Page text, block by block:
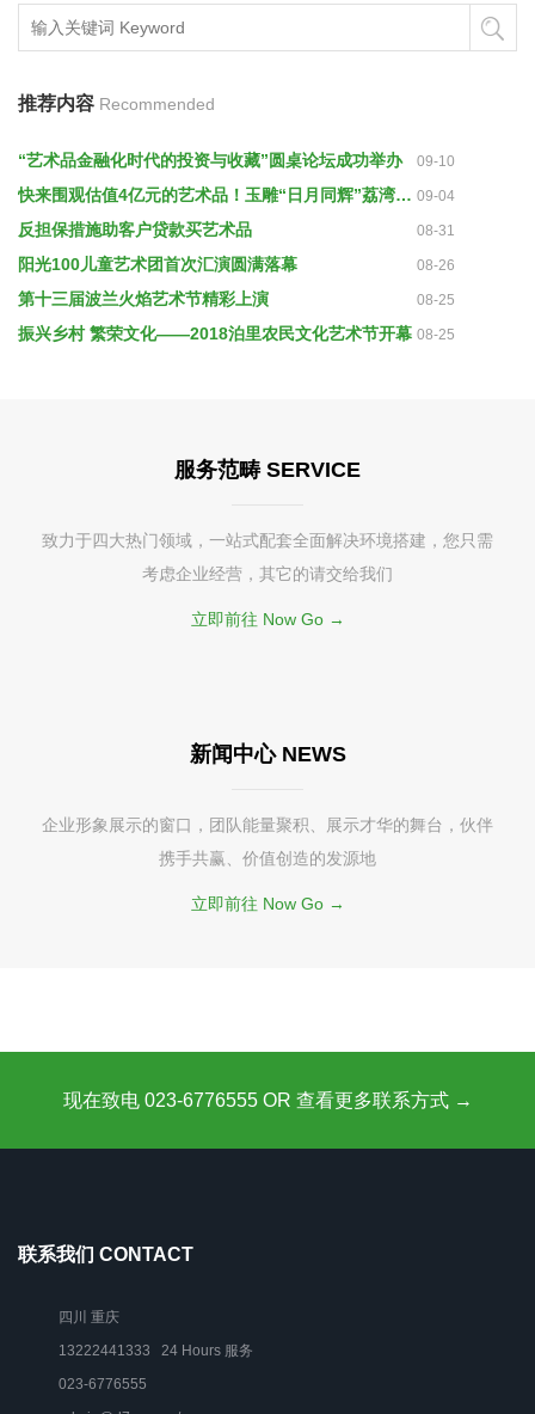
推荐内容 Recommended
“艺术品金融化时代的投资与收藏”圆桌论坛成功举办 09-10
快来围观估值4亿元的艺术品！玉雕“日月同辉”荔湾展出 09-04
反担保措施助客户贷款买艺术品 08-31
阳光100儿童艺术团首次汇演圆满落幕 08-26
第十三届波兰火焰艺术节精彩上演 08-25
振兴乡村 繁荣文化——2018泊里农民文化艺术节开幕 08-25
服务范畴 SERVICE
致力于四大热门领域，一站式配套全面解决环境搭建，您只需
考虑企业经营，其它的请交给我们
立即前往 Now Go →
新闻中心 NEWS
企业形象展示的窗口，团队能量聚积、展示才华的舞台，伙伴
携手共赢、价值创造的发源地
立即前往 Now Go →
现在致电 023-6776555 OR 查看更多联系方式 →
联系我们 CONTACT
四川 重庆
13222441333 24 Hours 服务
023-6776555